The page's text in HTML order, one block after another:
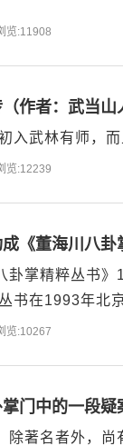
览:11908
作者：武当山
入武林有师，
览:12239
《董海川八卦
卦掌精粹丛书
书在1993年北
览:10267
门中的一段疑
除著名者外，